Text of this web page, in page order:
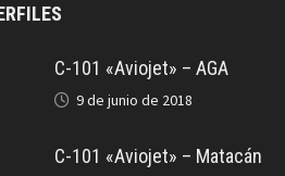
C-101 «Aviojet» – AGA
9 de junio de 2018
C-101 «Aviojet» – Matacán